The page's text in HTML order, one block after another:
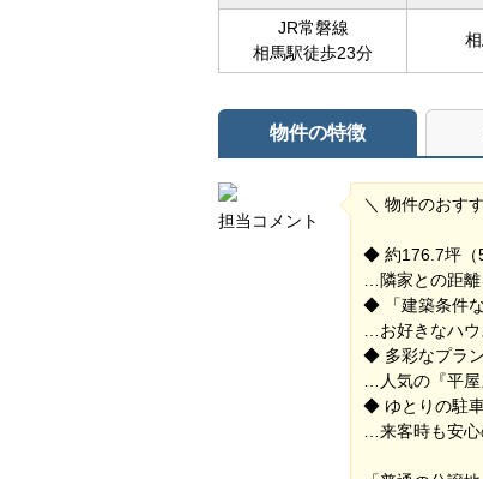
JR常磐線
相馬駅徒歩23分
物件の特徴
担当コメント
＼ 物件のおす
◆ 約176.7坪（
…隣家との距
◆ 「建築条件な
…お好きなハ
◆ 多彩なプラ
…人気の『平
◆ ゆとりの駐
…来客時も安